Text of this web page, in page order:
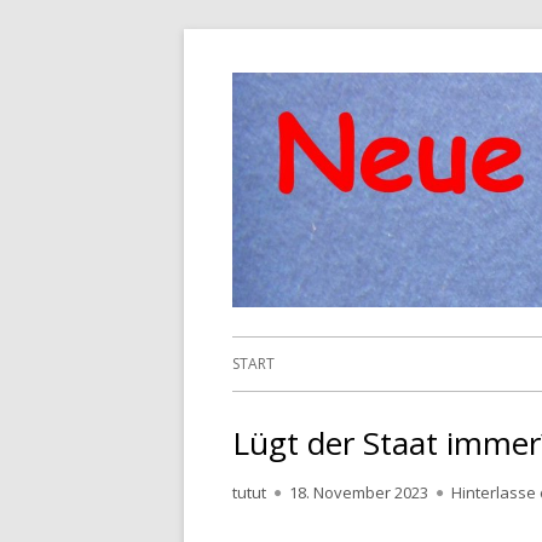
Primäres
START
Lügt der Staat
Autor
tutut
Veröffentlicht
18. November 2023 Hinterlasse